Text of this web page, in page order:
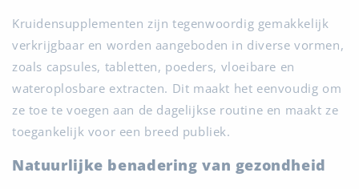
Kruidensupplementen zijn tegenwoordig gemakkelijk
verkrijgbaar en worden aangeboden in diverse vormen,
zoals capsules, tabletten, poeders, vloeibare en
wateroplosbare extracten. Dit maakt het eenvoudig om
ze toe te voegen aan de dagelijkse routine en maakt ze
toegankelijk voor een breed publiek.
Natuurlijke benadering van gezondheid